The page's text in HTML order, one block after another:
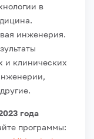
в
инженерия.
и клинических
года
программы: